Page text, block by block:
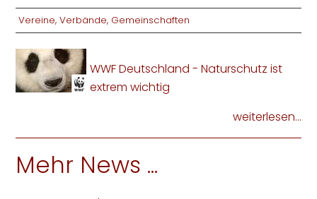
Vereine, Verbände, Gemeinschaften
WWF Deutschland - Naturschutz ist
extrem wichtig
weiterlesen...
Mehr News ...